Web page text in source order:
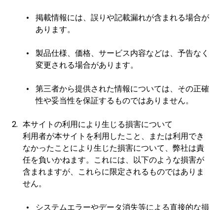
掲載情報には、誤りや記載漏れが含まれる場合が
あります。
製品仕様、価格、サービス内容などは、予告なく
変更される場合があります。
第三者から提供された情報については、その正確
性や妥当性を保証するものではありません。
本サイトの利用により生じる損害について
利用者が本サイトを利用したこと、または利用でき
なかったことにより生じた損害について、弊社は責
任を負いかねます。これには、以下のような損害が
含まれますが、これらに限定されるものではありま
せん。
システムエラーやデータ消失等による直接的な損